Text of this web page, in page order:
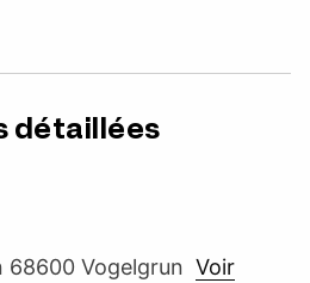
détaillées
68600 Vogelgrun Voir